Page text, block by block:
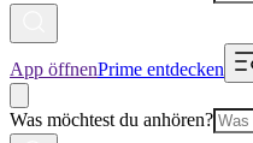
App öffnenPrime entdecken
Was möchtest du anhören?